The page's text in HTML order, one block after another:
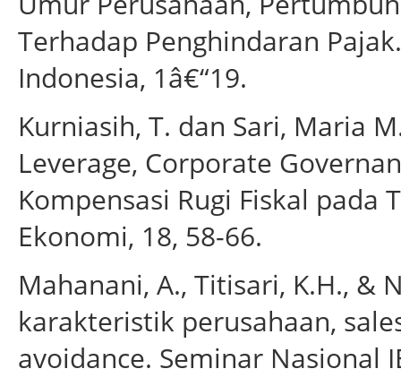
Terhadap Penghindaran
Indonesia, 1â€“19.
Kurniasih, T. dan Sari, Maria
Leverage, Corporate
Kompensasi Rugi Fiskal pada
Ekonomi, 18, 58-66.
Mahanani, A., Titisari, K.H., &
karakteristik perusahaan,
avoidance. Seminar Nasional